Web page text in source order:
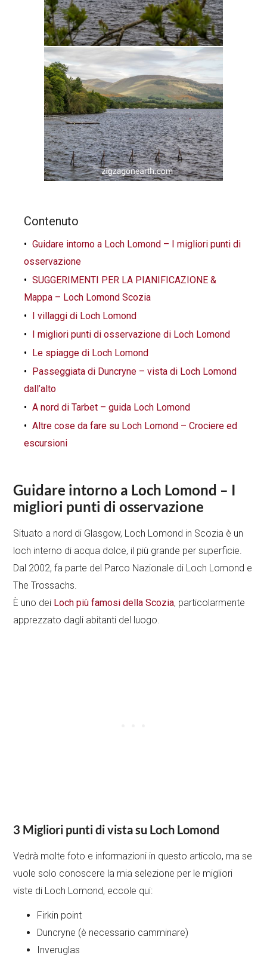
Contenuto
Guidare intorno a Loch Lomond – I migliori punti di
osservazione
SUGGERIMENTI PER LA PIANIFICAZIONE &
Mappa – Loch Lomond Scozia
I villaggi di Loch Lomond
I migliori punti di osservazione di Loch Lomond
Le spiagge di Loch Lomond
Passeggiata di Duncryne – vista di Loch Lomond
dall’alto
A nord di Tarbet – guida Loch Lomond
Altre cose da fare su Loch Lomond – Crociere ed
escursioni
Guidare intorno a Loch Lomond – I
migliori punti di osservazione
Situato a nord di Glasgow, Loch Lomond in Scozia è un
loch interno di acqua dolce, il più grande per superficie.
Dal 2002, fa parte del Parco Nazionale di Loch Lomond e
The Trossachs.
È uno dei Loch più famosi della Scozia, particolarmente
apprezzato dagli abitanti del luogo.
3 Migliori punti di vista su Loch Lomond
Vedrà molte foto e informazioni in questo articolo, ma se
vuole solo conoscere la mia selezione per le migliori
viste di Loch Lomond, eccole qui:
Firkin point
Duncryne (è necessario camminare)
Inveruglas